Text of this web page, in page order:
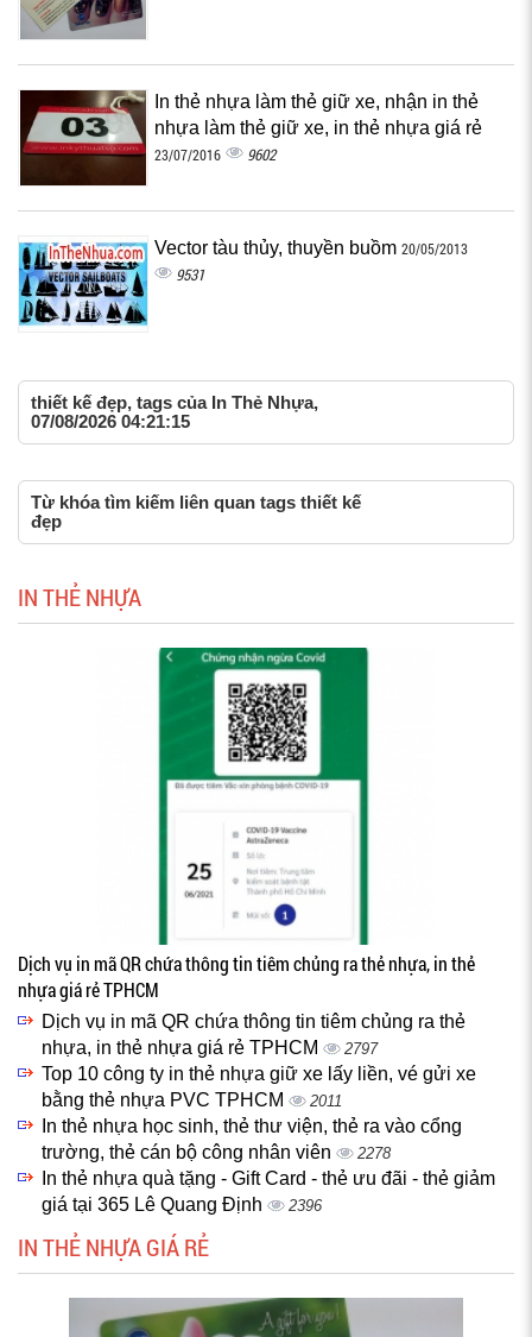
In thẻ nhựa làm thẻ giữ xe, nhận in thẻ
nhựa làm thẻ giữ xe, in thẻ nhựa giá rẻ
23/07/2016 9602
Vector tàu thủy, thuyền buồm 20/05/2013
9531
thiết kế đẹp, tags của In Thẻ Nhựa,
07/08/2026 04:21:15
Từ khóa tìm kiếm liên quan tags thiết kế
đẹp
IN THẺ NHỰA
Dịch vụ in mã QR chứa thông tin tiêm chủng ra thẻ nhựa, in thẻ
nhựa giá rẻ TPHCM
Dịch vụ in mã QR chứa thông tin tiêm chủng ra thẻ
nhựa, in thẻ nhựa giá rẻ TPHCM
2797
Top 10 công ty in thẻ nhựa giữ xe lấy liền, vé gửi xe
bằng thẻ nhựa PVC TPHCM
2011
In thẻ nhựa học sinh, thẻ thư viện, thẻ ra vào cổng
trường, thẻ cán bộ công nhân viên
2278
In thẻ nhựa quà tặng - Gift Card - thẻ ưu đãi - thẻ giảm
giá tại 365 Lê Quang Định
2396
IN THẺ NHỰA GIÁ RẺ